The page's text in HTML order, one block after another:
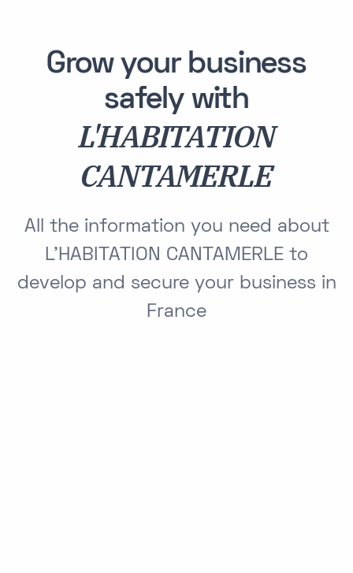
Grow your business
safely with
L'HABITATION
CANTAMERLE
All the information you need about
L'HABITATION CANTAMERLE to
develop and secure your business in
France